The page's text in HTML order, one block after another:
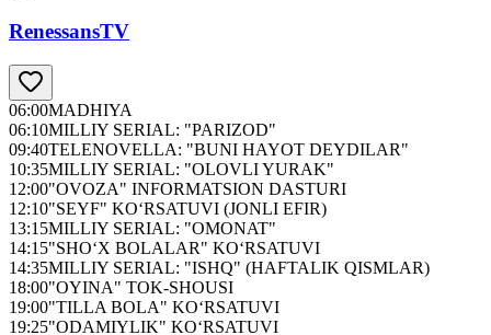
RenessansTV
06:00MADHIYA
06:10MILLIY SERIAL: "PARIZOD"
09:40TELENOVELLA: "BUNI HAYOT DEYDILAR"
10:35MILLIY SERIAL: "OLOVLI YURAK"
12:00"OVOZA" INFORMATSION DASTURI
12:10"SEYF" KO‘RSATUVI (JONLI EFIR)
13:15MILLIY SERIAL: "OMONAT"
14:15"SHO‘X BOLALAR" KO‘RSATUVI
14:35MILLIY SERIAL: "ISHQ" (HAFTALIK QISMLAR)
18:00"OYINA" TOK-SHOUSI
19:00"TILLA BOLA" KO‘RSATUVI
19:25"ODAMIYLIK" KO‘RSATUVI